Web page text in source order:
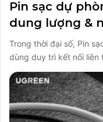
Pin sạc dự
dung lượng &
Trong thời đại số, Pin
dùng duy trì kết nối liên